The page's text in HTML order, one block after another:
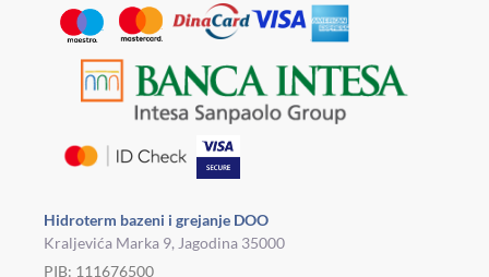
Hidroterm bazeni i grejanje DOO
Kraljevića Marka 9, Jagodina 35000
PIB: 111676500